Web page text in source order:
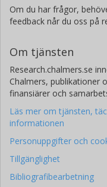
Om du har frågor,
feedback når du oss på
Om tjänsten
Research.chalmers.se
Chalmers, publikationer
finansiärer och
Läs mer om tjänsten,
informationen
Personuppgifter och
Tillgänglighet
Bibliografibearbetning